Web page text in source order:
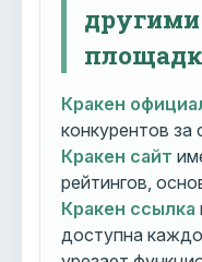
Кракен
конкурентов за
Кракен сайт
рейтингов,
Кракен ссылка
доступна